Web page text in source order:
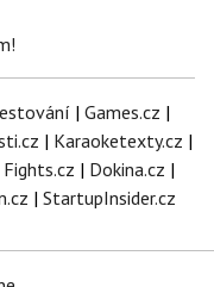
| Games.cz |
| Karaoketexty.cz |
Fights.cz | Dokina.cz |
| StartupInsider.cz